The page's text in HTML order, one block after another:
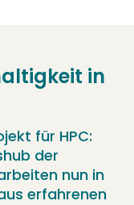
in
für HPC:
der
nun in
erfahrenen